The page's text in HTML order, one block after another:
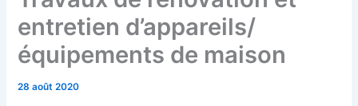
entretien d’appareils/
équipements de maison
28 août 2020